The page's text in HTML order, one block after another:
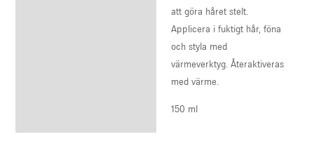
att göra håret stelt.
Applicera i fuktigt hår, föna
och styla med
värmeverktyg. Återaktiveras
med värme.
150 ml